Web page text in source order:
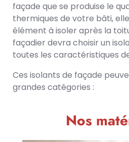
façade que se produise le
thermiques de votre bâti,
élément à isoler après la
façadier devra choisir un
toutes les caractéristiques
Ces isolants de façade
grandes catégories :
Nos